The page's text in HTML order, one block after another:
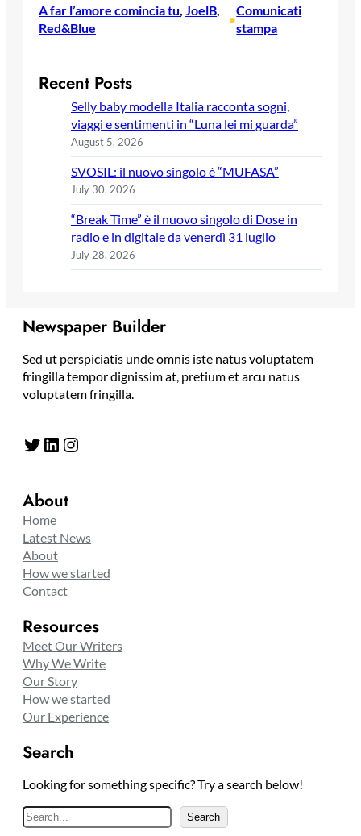
A far l’amore comincia tu, JoelB
Red&Blue
•
Comunicati
stampa
Recent Posts
Selly baby modella Italia racconta sogni,
viaggi e sentimenti in “Luna lei mi guarda”
August 5, 2026
SVOSIL: il nuovo singolo è “MUFASA”
July 30, 2026
“Break Time” è il nuovo singolo di Dose in
radio e in digitale da venerdì 31 luglio
July 28, 2026
Newspaper Builder
Sed ut perspiciatis unde omnis iste natus voluptatem
fringilla tempor dignissim at, pretium et arcu natus
voluptatem fringilla.
Twitter LinkedIn Instagram
About
Home
Latest News
About
How we started
Contact
Resources
Meet Our Writers
Why We Write
Our Story
How we started
Our Experience
Search
Looking for something specific? Try a search below!
S
e
Search